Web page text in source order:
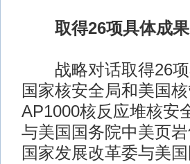
取得26项具体成果
战略对话取得26项
国家核安全局和美国
AP1000核反应堆核安
与美国国务院中美页
国家发展改革委与美